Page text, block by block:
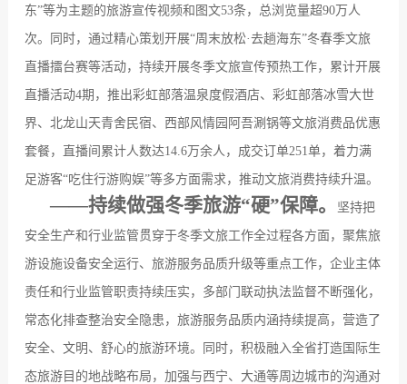
东”等为主题的旅游宣传视频和图文53条，总浏览量超90万人
次。同时，通过精心策划开展“周末放松·去趟海东”冬春季文旅
直播擂台赛等活动，持续开展冬季文旅宣传预热工作，累计开展
直播活动4期，推出彩虹部落温泉度假酒店、彩虹部落冰雪大世
界、北龙山天青舍民宿、西部风情园阿吾涮锅等文旅消费品优惠
套餐，直播间累计人数达14.6万余人，成交订单251单，着力满
足游客“吃住行游购娱”等多方面需求，推动文旅消费持续升温。
——持续做强冬季旅游“硬”保障。 坚持把
安全生产和行业监管贯穿于冬季文旅工作全过程各方面，聚焦旅
游设施设备安全运行、旅游服务品质升级等重点工作，企业主体
责任和行业监管职责持续压实，多部门联动执法监督不断强化，
常态化排查整治安全隐患，旅游服务品质内涵持续提高，营造了
安全、文明、舒心的旅游环境。 同时，积极融入全省打造国际生
态旅游目的地战略布局，加强与西宁、大通等周边城市的沟通对